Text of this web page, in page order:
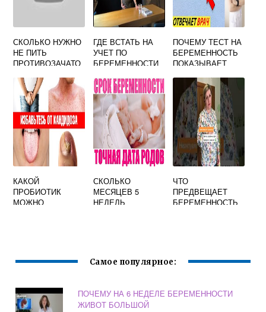
СКОЛЬКО НУЖНО
НЕ ПИТЬ
ПРОТИВОЗАЧАТО
ЧТОБЫ
ЗАБЕРЕМЕНЕТЬ
ГДЕ ВСТАТЬ НА
УЧЕТ ПО
БЕРЕМЕННОСТИ
ПОЧЕМУ ТЕСТ НА
БЕРЕМЕННОСТЬ
ПОКАЗЫВАЕТ
Й РЕЗУЛЬТАТ А
МЕСЯЧНЫЕ
НАЧАЛИСЬ
КАКОЙ
ПРОБИОТИК
МОЖНО
СКОЛЬКО
МЕСЯЦЕВ 5
НЕДЕЛЬ
ЧТО
ПРЕДВЕЩАЕТ
БЕРЕМЕННОСТЬ
Самое популярное:
ПОЧЕМУ НА 6 НЕДЕЛЕ БЕРЕМЕННОСТИ
ЖИВОТ БОЛЬШОЙ